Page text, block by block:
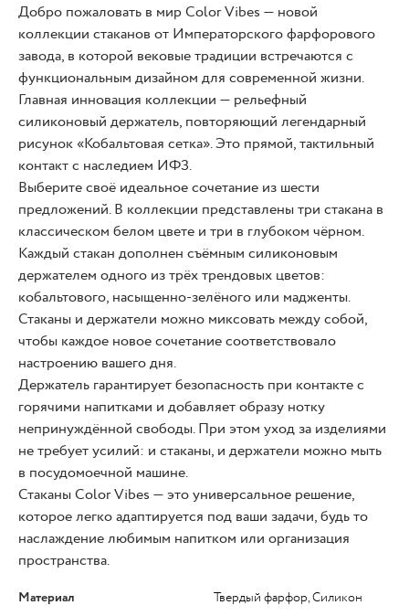
Добро пожаловать в мир Color Vibes — новой
коллекции стаканов от Императорского фарфорового
завода, в которой вековые традиции встречаются с
функциональным дизайном для современной жизни.
Главная инновация коллекции — рельефный
силиконовый держатель, повторяющий легендарный
рисунок «Кобальтовая сетка». Это прямой, тактильный
контакт с наследием ИФЗ.
Выберите своё идеальное сочетание из шести
предложений. В коллекции представлены три стакана в
классическом белом цвете и три в глубоком чёрном.
Каждый стакан дополнен съёмным силиконовым
держателем одного из трёх трендовых цветов:
кобальтового, насыщенно-зелёного или мадженты.
Стаканы и держатели можно миксовать между собой,
чтобы каждое новое сочетание соответствовало
настроению вашего дня.
Держатель гарантирует безопасность при контакте с
горячими напитками и добавляет образу нотку
непринуждённой свободы. При этом уход за изделиями
не требует усилий: и стаканы, и держатели можно мыть
в посудомоечной машине.
Стаканы Color Vibes — это универсальное решение,
которое легко адаптируется под ваши задачи, будь то
наслаждение любимым напитком или организация
пространства.
Материал Твердый фарфор, Силикон